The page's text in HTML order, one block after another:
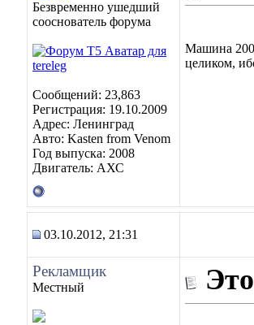
Безвременно ушедший
сооснователь форума
Сообщений: 23,863
Регистрация: 19.10.2009
Адрес: Ленинград
Авто: Kasten from Venom
Год выпуска: 2008
Двигатель: АХС
Машина
целиком,
03.10.2012, 21:31
Рекламщик
Местный